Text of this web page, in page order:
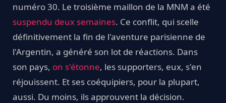
numéro 30. Le troisième maillon de la MNM a été
suspendu deux semaines. Ce conflit, qui scelle
définitivement la fin de l'aventure parisienne de
l'Argentin, a généré son lot de réactions. Dans
son pays, on s'étonne, les supporters, eux, s'en
réjouissent. Et ses coéquipiers, pour la plupart,
aussi. Du moins, ils approuvent la décision.